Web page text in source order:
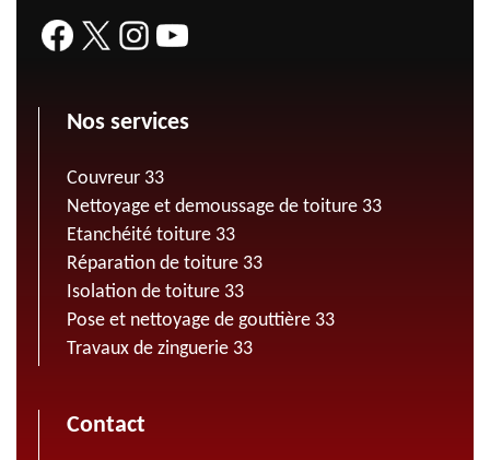
Nos services
Couvreur 33
Nettoyage et demoussage de toiture 33
Etanchéité toiture 33
Réparation de toiture 33
Isolation de toiture 33
Pose et nettoyage de gouttière 33
Travaux de zinguerie 33
Contact